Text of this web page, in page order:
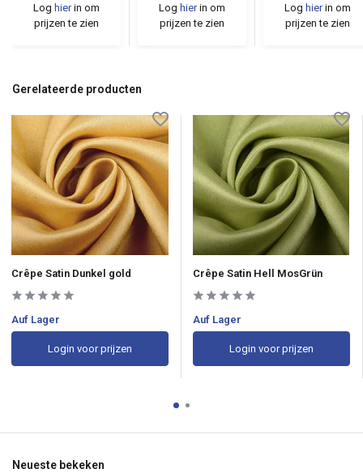
Log hierin om
prijzen te zien
Log hierin om
prijzen te zien
Log hierin om
prijzen te zien
Gerelateerde producten
Crêpe Satin Dunkel gold
Auf Lager
Login voor prijzen
Crêpe Satin Hell MosGrün
Auf Lager
Login voor prijzen
Neueste bekeken